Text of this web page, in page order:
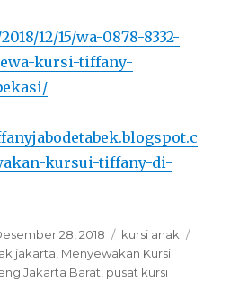
12/15/wa-0878-8332-
kursi-tiffany-
kursui-tiffany-di-
28, 2018 Categories
kursi anak
jakarta, Menyewakan Kursi
Jakarta Barat, pusat kursi